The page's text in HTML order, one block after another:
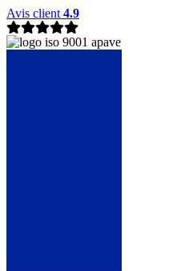
Avis client 4.9